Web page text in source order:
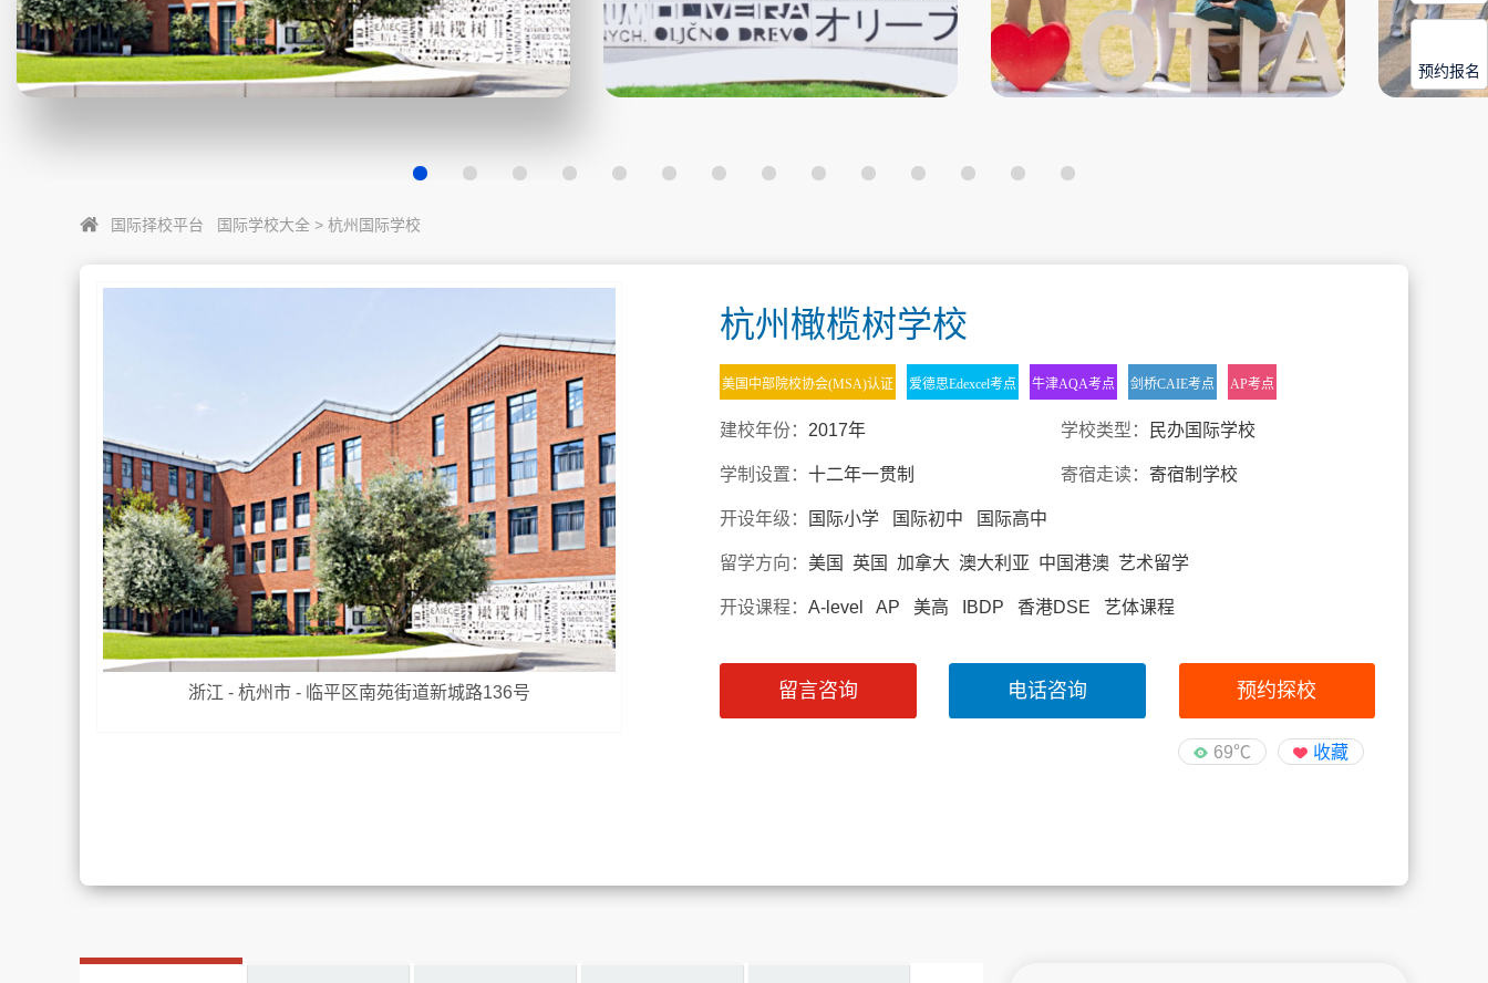
国际择校平台 国际学校大全 > 杭州国际学校
浙江 - 杭州市 - 临平区南苑街道新城路136号
杭州橄榄树学校
美国中部院校协会(MSA)认证 爱德思Edexcel考点 牛津AQA考点 剑桥CAIE考点 AP考点
建校年份： 2017年 学校类型： 民办国际学校
学制设置：十二年一贯制 寄宿走读： 寄宿制学校
开设年级： 国际小学 国际初中 国际高中
留学方向： 美国 英国 加拿大 澳大利亚 中国港澳 艺术留学
开设课程：A-level AP 美高 IBDP 香港DSE 艺体课程
留言咨询 电话咨询 预约探校
69℃ 收藏
预约报名